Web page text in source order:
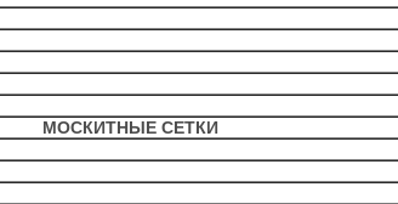
МОСКИТНЫЕ СЕТКИ